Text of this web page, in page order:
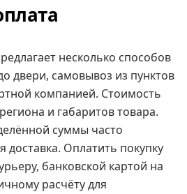
несколько способов
двери, самовывоз из пунктов
компанией. Стоимость
и габаритов товара.
суммы часто
доставка. Оплатить покупку
банковской картой на
расчёту для